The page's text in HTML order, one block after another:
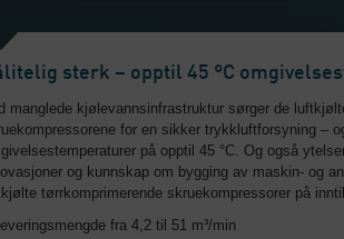
sterk – opptil 45 °C
manglede kjølevannsinfrastruktur sørger de
for en sikker trykkluftforsyning –
på opptil 45 °C. Og også
og kunnskap om bygging av maskin- og
tørrkomprimerende skruekompressorer på
fra 4,2 til 51 m³/min